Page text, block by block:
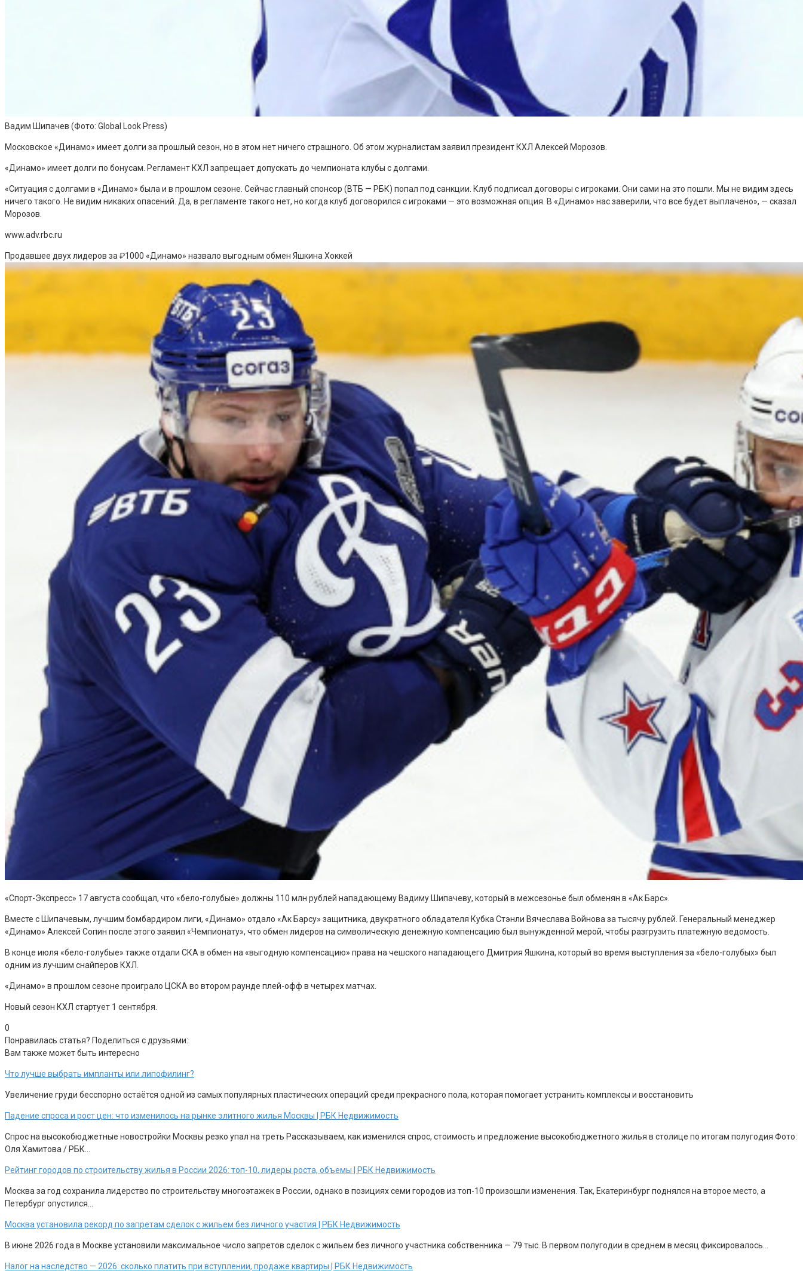
Вадим Шипачев (Фото: Global Look Press)
Московское «Динамо» имеет долги за прошлый сезон, но в этом нет ничего страшного. Об этом журналистам заявил президент КХЛ Алексей Морозов.
«Динамо» имеет долги по бонусам. Регламент КХЛ запрещает допускать до чемпионата клубы с долгами.
«Ситуация с долгами в «Динамо» была и в прошлом сезоне. Сейчас главный спонсор (ВТБ — РБК) попал под санкции. Клуб подписал договоры с игроками. Они сами на это пошли. Мы не видим здесь
ничего такого. Не видим никаких опасений. Да, в регламенте такого нет, но когда клуб договорился с игроками — это возможная опция. В «Динамо» нас заверили, что все будет выплачено», — сказал
Морозов.
www.adv.rbc.ru
Продавшее двух лидеров за ₽1000 «Динамо» назвало выгодным обмен Яшкина Хоккей
«Спорт-Экспресс» 17 августа сообщал, что «бело-голубые» должны 110 млн рублей нападающему Вадиму Шипачеву, который в межсезонье был обменян в «Ак Барс».
Вместе с Шипачевым, лучшим бомбардиром лиги, «Динамо» отдало «Ак Барсу» защитника, двукратного обладателя Кубка Стэнли Вячеслава Войнова за тысячу рублей. Генеральный менеджер
«Динамо» Алексей Сопин после этого заявил «Чемпионату», что обмен лидеров на символическую денежную компенсацию был вынужденной мерой, чтобы разгрузить платежную ведомость.
В конце июля «бело-голубые» также отдали СКА в обмен на «выгодную компенсацию» права на чешского нападающего Дмитрия Яшкина, который во время выступления за «бело-голубых» был
одним из лучшим снайперов КХЛ.
«Динамо» в прошлом сезоне проиграло ЦСКА во втором раунде плей-офф в четырех матчах.
Новый сезон КХЛ стартует 1 сентября.
0
Понравилась статья? Поделиться с друзьями:
Вам также может быть интересно
Что лучше выбрать импланты или липофилинг?
Увеличение груди бесспорно остаётся одной из самых популярных пластических операций среди прекрасного пола, которая помогает устранить комплексы и восстановить
Падение спроса и рост цен: что изменилось на рынке элитного жилья Москвы | РБК Недвижимость
Спрос на высокобюджетные новостройки Москвы резко упал на треть Рассказываем, как изменился спрос, стоимость и предложение высокобюджетного жилья в столице по итогам полугодия Фото:
Оля Хамитова / РБК…
Рейтинг городов по строительству жилья в России 2026: топ-10, лидеры роста, объемы | РБК Недвижимость
Москва за год сохранила лидерство по строительству многоэтажек в России, однако в позициях семи городов из топ-10 произошли изменения. Так, Екатеринбург поднялся на второе место, а
Петербург опустился…
Москва установила рекорд по запретам сделок с жильем без личного участия | РБК Недвижимость
В июне 2026 года в Москве установили максимальное число запретов сделок с жильем без личного участника собственника — 79 тыс. В первом полугодии в среднем в месяц фиксировалось…
Налог на наследство — 2026: сколько платить при вступлении, продаже квартиры | РБК Недвижимость